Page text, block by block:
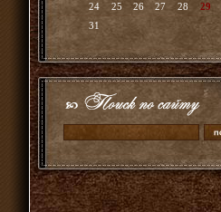
24
25 26 27 28 29
31